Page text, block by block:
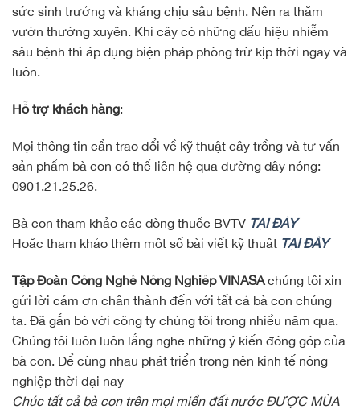
sức sinh trưởng và kháng chịu sâu bệnh. Nên ra thăm
vườn thường xuyên. Khi cây có những dấu hiệu nhiễm
sâu bệnh thì áp dụng biện pháp phòng trừ kịp thời ngay và
luôn.
Hỗ trợ khách hàng:
Mọi thông tin cần trao đổi về kỹ thuật cây trồng và tư vấn
sản phẩm bà con có thể liên hệ qua đường dây nóng:
0901.21.25.26.
Bà con tham khảo các dòng thuốc BVTV TẠI ĐÂY
Hoặc tham khảo thêm một số bài viết kỹ thuật TẠI ĐÂY
Tập Đoàn Công Nghệ Nông Nghiệp VINASAchúng tôi xin
gửi lời cám ơn chân thành đến với tất cả bà con chúng
ta. Đã gắn bó với công ty chúng tôi trong nhiều năm qua.
Chúng tôi luôn luôn lắng nghe những ý kiến đóng góp của
bà con. Để cùng nhau phát triển trong nên kinh tế nông
nghiệp thời đại nay
Chúc tất cả bà con trên mọi miền đất nước ĐƯỢC MÙA